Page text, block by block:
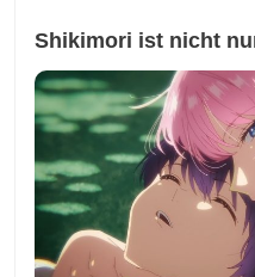
Shikimori ist nicht